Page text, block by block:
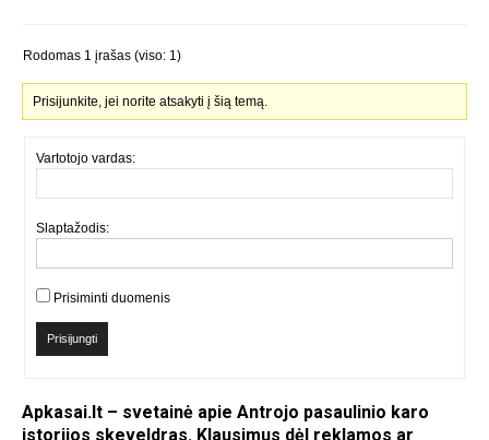
Rodomas 1 įrašas (viso: 1)
Prisijunkite, jei norite atsakyti į šią temą.
Vartotojo vardas:
Slaptažodis:
Prisiminti duomenis
Prisijungti
Apkasai.lt – svetainė apie Antrojo pasaulinio karo
istorijos skeveldras. Klausimus dėl reklamos ar